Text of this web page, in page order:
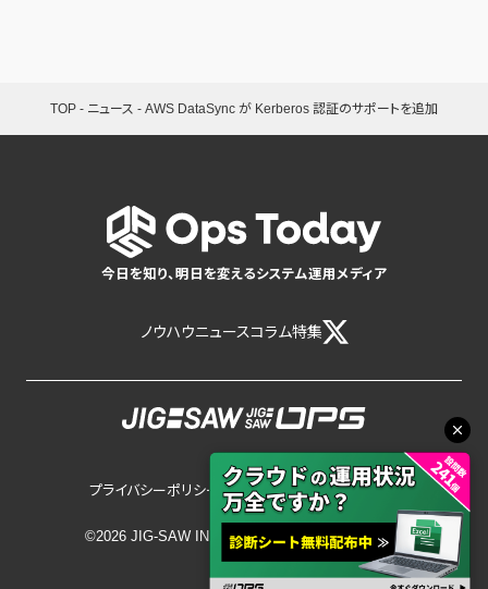
TOP - ニュース - AWS DataSync が Kerberos 認証のサポートを追加
今日を知り、明日を変えるシステム運用メディア
ノウハウニュースコラム特集
プライバシーポリシー サイトポリシー
©2026 JIG-SAW INC.